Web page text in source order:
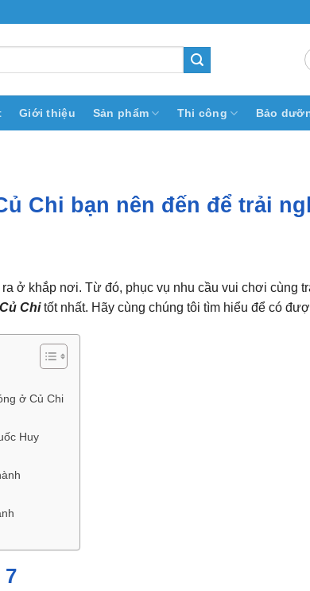
Giới thiệu Sản phẩm Thi công Bảo
Chi bạn nên đến để trải
ở khắp nơi. Từ đó, phục vụ nhu cầu vui chơi cùng
Chitốt nhất. Hãy cùng chúng tôi tìm hiểu để có
ở Củ Chi
Huy
7